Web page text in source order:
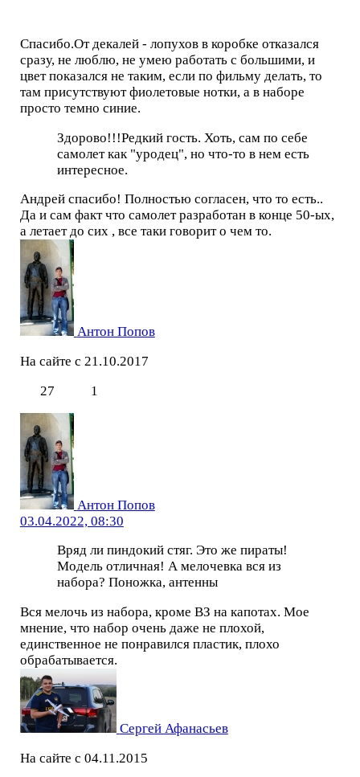
Спасибо.От декалей - лопухов в коробке отказался
сразу, не люблю, не умею работать с большими, и
цвет показался не таким, если по фильму делать, то
там присутствуют фиолетовые нотки, а в наборе
просто темно синие.
Здорово!!!Редкий гость. Хоть, сам по себе
самолет как "уродец", но что-то в нем есть
интересное.
Андрей спасибо! Полностью согласен, что то есть..
Да и сам факт что самолет разработан в конце 50-ых,
а летает до сих , все таки говорит о чем то.
Антон Попов
На сайте с 21.10.2017
27
1
Антон Попов
03.04.2022, 08:30
Вряд ли пиндокий стяг. Это же пираты!
Модель отличная! А мелочевка вся из
набора? Поножка, антенны
Вся мелочь из набора, кроме ВЗ на капотах. Мое
мнение, что набор очень даже не плохой,
единственное не понравился пластик, плохо
обрабатывается.
Сергей Афанасьев
На сайте с 04.11.2015